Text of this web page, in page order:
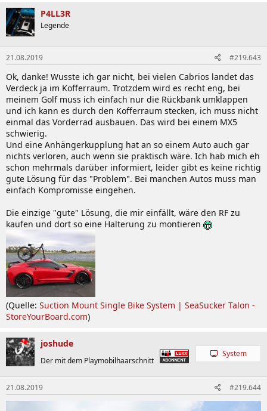
P4LL3R
Legende
21.08.2019 #219.643
Ok, danke! Wusste ich gar nicht, bei vielen Cabrios landet das
Verdeck ja im Kofferraum. Trotzdem wird es recht eng, bei
meinem Golf muss ich einfach nur die Rückbank umklappen
und ich kann es durch den Kofferraum stecken, ich muss nicht
einmal das Vorderrad ausbauen. Das wird bei einem MX5
schwierig.
Und eine Anhängerkupplung hat an so einem Auto auch gar
nichts verloren, auch wenn sie praktisch wäre. Ich hab mich eh
schon mehrmals darüber informiert, leider gibt es keine richtig
gute Lösung für das "Problem". Bei manchen Autos muss man
einfach Kompromisse eingehen.
Die einzige "gute" Lösung, die mir einfällt, wäre den RF zu
kaufen und dort so eine Halterung zu montieren
(Quelle: Suction Mount Single Bike System | SeaSucker Talon -
StoreYourBoard.com)
joshude
Der mit dem Playmobilhaarschnitt
System
21.08.2019 #219.644